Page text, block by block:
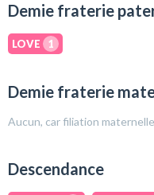
Demie fraterie
LOVE 1
Demie fraterie
Aucun, car filiation
Descendance